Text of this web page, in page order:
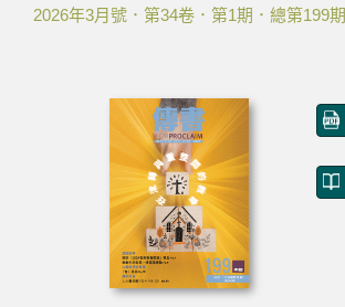
2026年3月號．第34卷．第1期．總第199期